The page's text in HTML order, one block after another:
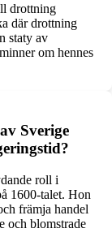
drottning
där drottning
staty av
om hennes
Sverige
roll i
1600-talet. Hon
främja handel
och blomstrade